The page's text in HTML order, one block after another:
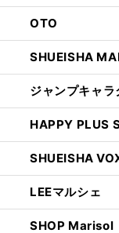
OTO
SHUEISHA
ジャンプキャ
HAPPY PLUS
SHUEISHA
LEEマルシェ
SHOP Marisol